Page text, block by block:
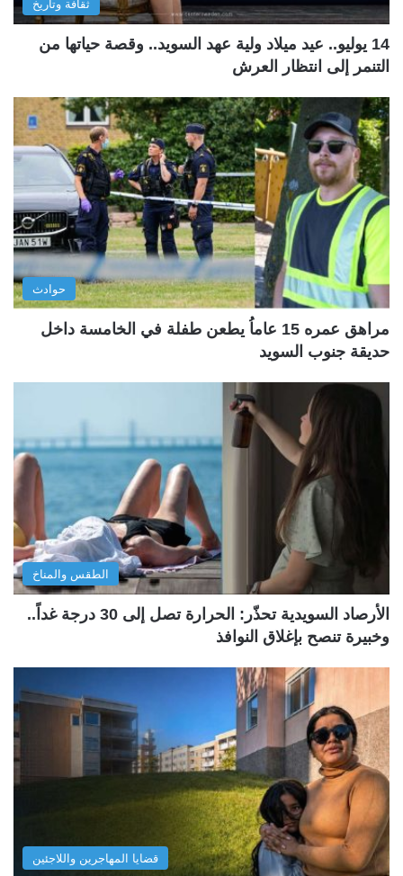
ثقافة وتاريخ
14 يوليو.. عيد ميلاد ولية عهد السويد.. وقصة حياتها من
التنمر إلى انتظار العرش
حوادث
مراهق عمره 15 عاماُ يطعن طفلة في الخامسة داخل
حديقة جنوب السويد
الطقس والمناخ
الأرصاد السويدية تحذّر: الحرارة تصل إلى 30 درجة غداً..
وخبيرة تنصح بإغلاق النوافذ
قضايا المهاجرين واللاجئين